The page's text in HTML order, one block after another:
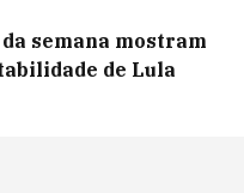
semana mostram
de Lula